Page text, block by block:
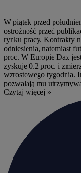
W piątek przed
ostrożność przed
rynku pracy. Kontrakty
odniesienia, natomiast
proc. W Europie Dax
zyskuje 0,2 proc. i
wzrostowego tygodnia.
pozwalają mu
Czytaj więcej »